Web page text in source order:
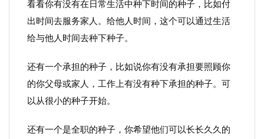
看看你有没有在日常生活中种下时间的种子，比如付
出时间去服务家人。给他人时间，这个可以通过生活
给与他人时间去种下种子。
还有一个承担的种子，比如说你有没有承担要照顾你
的你父母或家人，工作上有没有种下承担的种子。可
以从很小的种子开始。
还有一个是全职的种子，你希望他们可以长长久久的